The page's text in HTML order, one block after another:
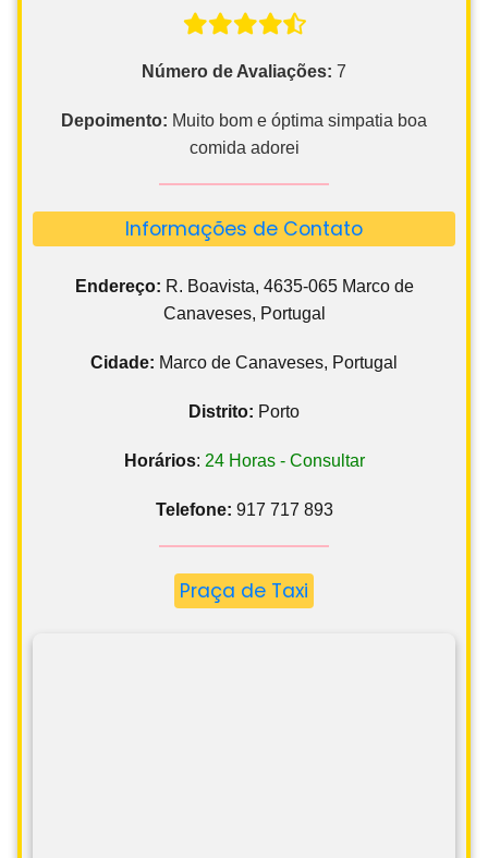
Número de Avaliações:
Depoimento:Muito bom e óptima simpatia boa
Informações de Contato
Endereço:R. Boavista, 4635-065 Marco de
Marco de Canaveses, Portugal
Distrito:Porto
Horários:24 Horas - Consultar
Telefone:917 717 893
Praça de Taxi